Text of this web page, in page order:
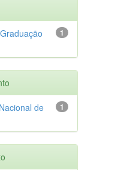
1
1
de